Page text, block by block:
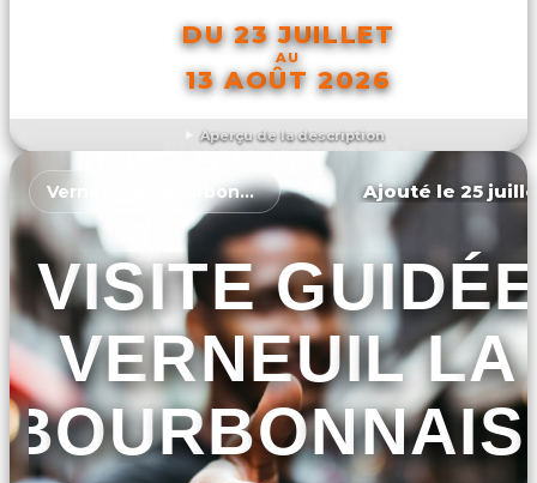
Aperçu de la description
DU 23 JUILLET
AU
13 AOÛT 2026
DÉCOUVRIR L'ÉVÉNEMENT
Verneuil-en-bourbonnais Ajouté le 25
VISITE
VERNEUIL LA